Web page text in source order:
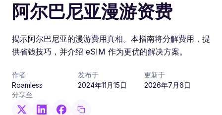
阿尔巴尼亚漫游资费
揭示阿尔巴尼亚的漫游费用真相。本指南将分解费用，提
供省钱技巧，并介绍 eSIM 作为更优的解决方案。
作者
Roamless
发布于
2024年11月15日
更新于
2026年7月6日
分享至